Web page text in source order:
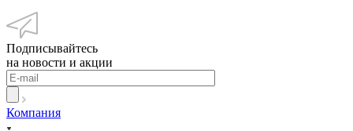
Подписывайтесь
на новости и акции
Компания